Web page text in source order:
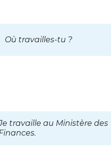
Où travailles-tu ?
travaille au Ministère des